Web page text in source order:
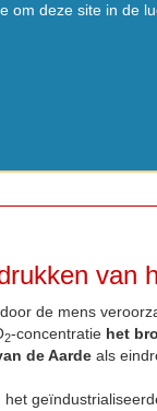
om deze site in de
van
de mens
2-concentratie het
de Aardeals
het